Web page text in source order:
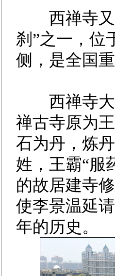
西禅寺又
刹”之一，位
侧，是全国
西禅寺大
禅古寺原为
石为丹，炼
姓，王霸“服
的故居建寺
使李景温延
年的历史。